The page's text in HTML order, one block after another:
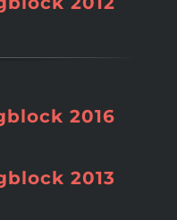
2016
2013